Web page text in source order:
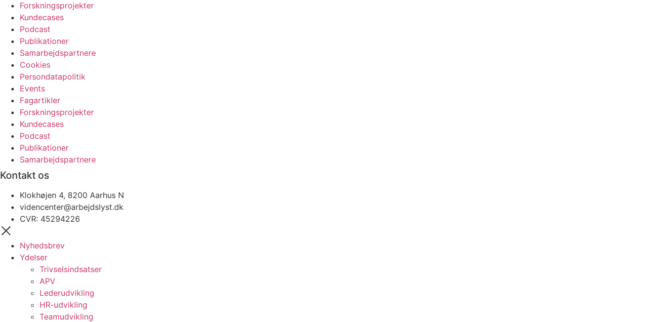
Forskningsprojekter
Kundecases
Podcast
Publikationer
Samarbejdspartnere
Cookies
Persondatapolitik
Events
Fagartikler
Forskningsprojekter
Kundecases
Podcast
Publikationer
Samarbejdspartnere
Kontakt os
Klokhøjen 4, 8200 Aarhus N
videncenter@arbejdslyst.dk
CVR: 45294226
Nyhedsbrev
Ydelser
Trivselsindsatser
APV
Lederudvikling
HR-udvikling
Teamudvikling